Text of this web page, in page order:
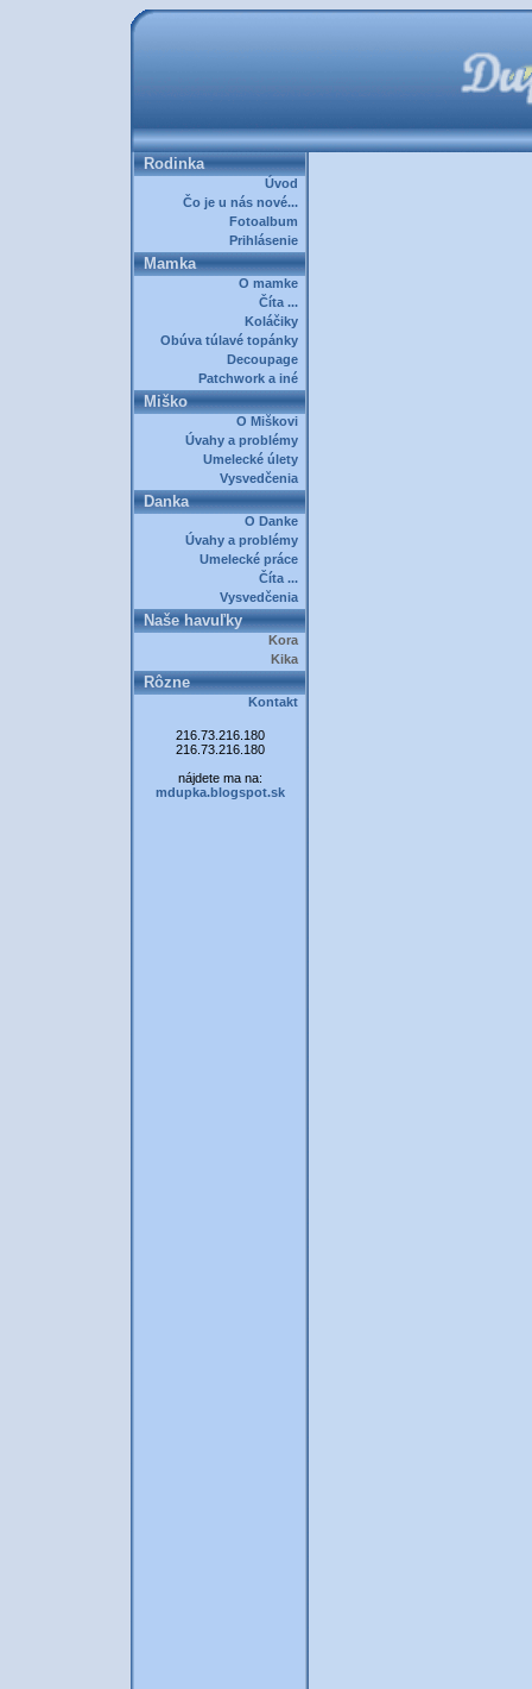
Rodinka
Úvod
Čo je u nás nové...
Fotoalbum
Prihlásenie
Mamka
O mamke
Číta ...
Koláčiky
Obúva túlavé topánky
Decoupage
Patchwork a iné
Miško
O Miškovi
Úvahy a problémy
Umelecké úlety
Vysvedčenia
Danka
O Danke
Úvahy a problémy
Umelecké práce
Číta ...
Vysvedčenia
Naše havuľky
Kora
Kika
Rôzne
Kontakt
216.73.216.180
216.73.216.180
nájdete ma na:
mdupka.blogspot.sk